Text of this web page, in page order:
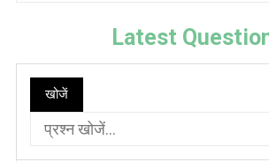
Latest
खोजें